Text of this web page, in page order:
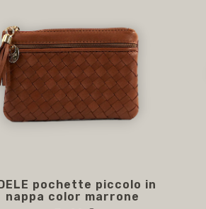
pochette piccolo in
nappa color marrone